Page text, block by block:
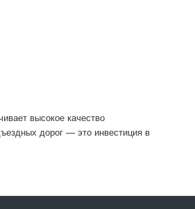
высокое качество
дорог — это инвестиция в